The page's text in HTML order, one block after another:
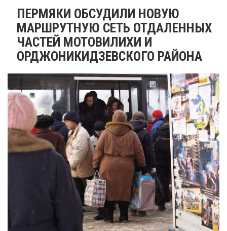
ПЕРМЯКИ ОБСУДИЛИ НОВУЮ
МАРШРУТНУЮ СЕТЬ ОТДАЛЕННЫХ
ЧАСТЕЙ МОТОВИЛИХИ И
ОРДЖОНИКИДЗЕВСКОГО РАЙОНА